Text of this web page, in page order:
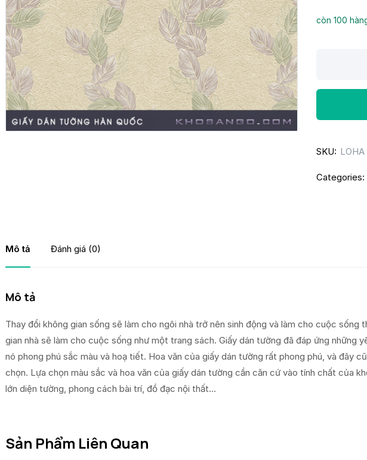
còn 100
Tường
6049
SKU:
Categories:
Mô tả Đánh giá (0)
Mô tả
Thay đổi không gian sống sẽ làm cho ngôi nhà trở nên sinh động và làm cho cuộc sống
gian nhà sẽ làm cho cuộc sống như một trang sách. Giấy dán tường đã đáp ứng những
nó phong phú sắc màu và hoạ tiết. Hoa văn của giấy dán tường rất phong phú, và đây
chọn. Lựa chọn màu sắc và hoa văn của giấy dán tường cần căn cứ vào tính chất của
lớn diện tường, phong cách bài trí, đồ đạc nội thất…
Sản Phẩm Liên Quan